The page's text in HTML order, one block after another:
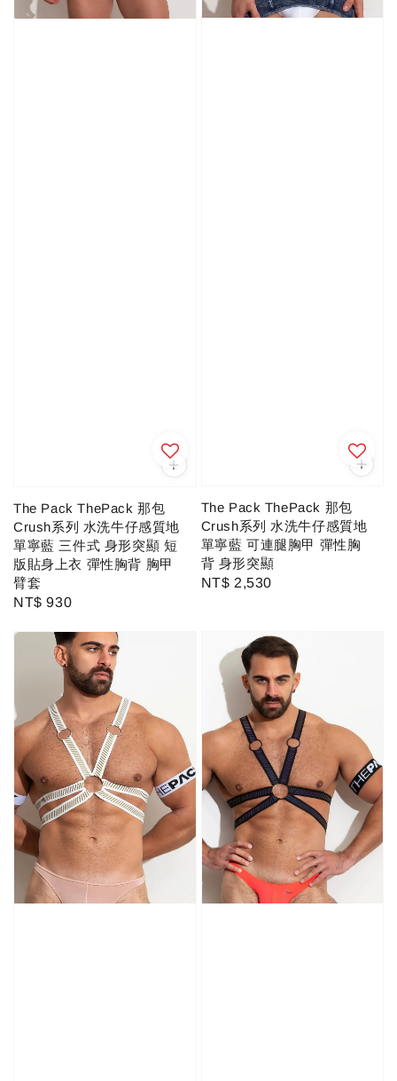
The Pack ThePack 那包
Crush系列 水洗牛仔感質地
單寧藍 三件式 身形突顯 短
版貼身上衣 彈性胸背 胸甲
臂套
Regular
NT$ 930
The Pack ThePack 那包
Crush系列 水洗牛仔感質地
單寧藍 可連腿胸甲 彈性胸
背 身形突顯
Regular
NT$ 2,530